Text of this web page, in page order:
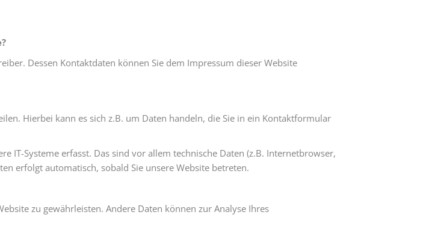
Dessen Kontaktdaten können Sie dem Impressum dieser Website
Hierbei kann es sich z.B. um Daten handeln, die Sie in ein Kontaktformular
IT-Systeme erfasst. Das sind vor allem technische Daten (z.B. Internetbrowser,
erfolgt automatisch, sobald Sie unsere Website betreten.
zu gewährleisten. Andere Daten können zur Analyse Ihres